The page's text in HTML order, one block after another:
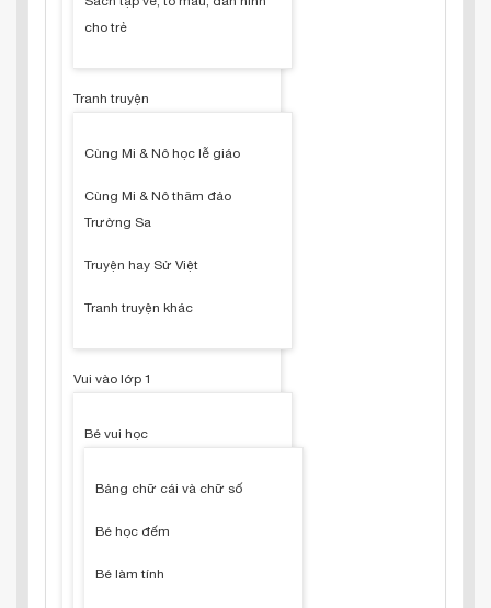
cho trẻ
Tranh truyện
Cùng Mi & Nô học lễ giáo
Cùng Mi & Nô thăm đảo
Trường Sa
Truyện hay Sử Việt
Tranh truyện khác
Vui vào lớp 1
Bé vui học
Bảng chữ cái và chữ số
Bé học đếm
Bé làm tính